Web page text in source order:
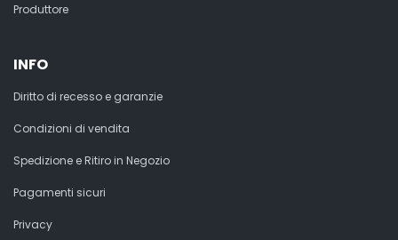
Produttore
INFO
Diritto di recesso e garanzie
Condizioni di vendita
Spedizione e Ritiro in Negozio
Pagamenti sicuri
Privacy